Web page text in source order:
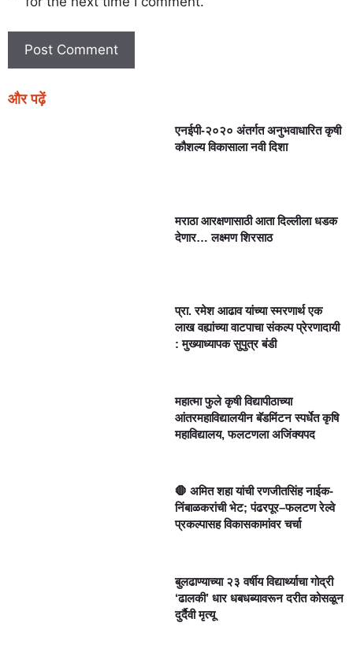
और पढ़ें
एनईपी-२०२० अंतर्गत अनुभवाधारित कृषी
कौशल्य विकासाला नवी दिशा
मराठा आरक्षणासाठी आता दिल्लीला धडक
देणार… लक्ष्मण शिरसाठ
प्रा. रमेश आढाव यांच्या स्मरणार्थ एक
लाख वह्यांच्या वाटपाचा संकल्प प्रेरणादायी
: मुख्याध्यापक सुपुत्र बंडी
महात्मा फुले कृषी विद्यापीठाच्या
आंतरमहाविद्यालयीन बॅडमिंटन स्पर्धेत कृषि
महाविद्यालय, फलटणला अजिंक्यपद
🛑 अमित शहा यांची रणजीतसिंह नाईक-
निंबाळकरांची भेट; पंढरपूर–फलटण रेल्वे
प्रकल्पासह विकासकामांवर चर्चा
बुलढाण्याच्या २३ वर्षीय विद्यार्थ्याचा गोद्री
‘ढालकी’ धार धबधब्यावरून दरीत कोसळून
दुर्दैवी मृत्यू